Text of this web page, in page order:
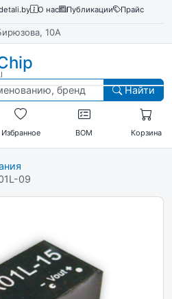
О нас Публикации
Прайс
10А
Найти
Избранное BOM Корзина
09